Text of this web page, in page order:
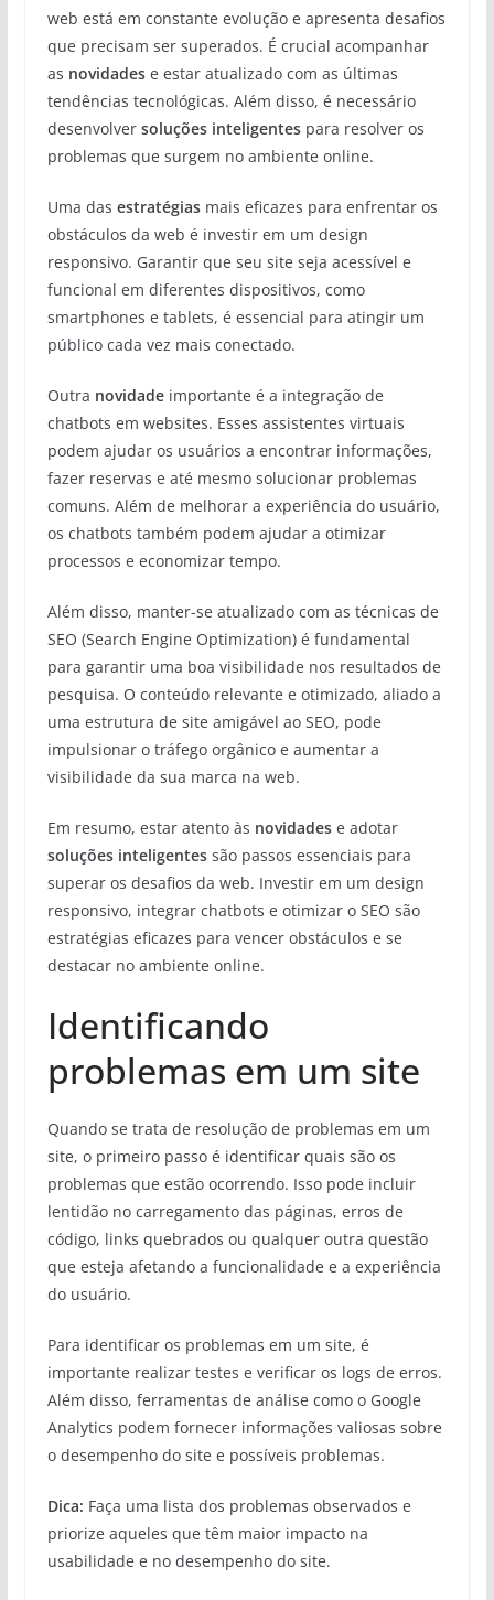
web está em constante evolução e apresenta desafios
que precisam ser superados. É crucial acompanhar
as novidadese estar atualizado com as últimas
tendências tecnológicas. Além disso, é necessário
desenvolver soluções inteligentespara resolver os
problemas que surgem no ambiente online.
Uma das estratégiasmais eficazes para enfrentar os
obstáculos da web é investir em um design
responsivo. Garantir que seu site seja acessível e
funcional em diferentes dispositivos, como
smartphones e tablets, é essencial para atingir um
público cada vez mais conectado.
Outra novidadeimportante é a integração de
chatbots em websites. Esses assistentes virtuais
podem ajudar os usuários a encontrar informações,
fazer reservas e até mesmo solucionar problemas
comuns. Além de melhorar a experiência do usuário,
os chatbots também podem ajudar a otimizar
processos e economizar tempo.
Além disso, manter-se atualizado com as técnicas de
SEO (Search Engine Optimization) é fundamental
para garantir uma boa visibilidade nos resultados de
pesquisa. O conteúdo relevante e otimizado, aliado a
uma estrutura de site amigável ao SEO, pode
impulsionar o tráfego orgânico e aumentar a
visibilidade da sua marca na web.
Em resumo, estar atento às novidadese adotar
soluções inteligentessão passos essenciais para
superar os desafios da web. Investir em um design
responsivo, integrar chatbots e otimizar o SEO são
estratégias eficazes para vencer obstáculos e se
destacar no ambiente online.
Identificando
problemas em um site
Quando se trata de resolução de problemas em um
site, o primeiro passo é identificar quais são os
problemas que estão ocorrendo. Isso pode incluir
lentidão no carregamento das páginas, erros de
código, links quebrados ou qualquer outra questão
que esteja afetando a funcionalidade e a experiência
do usuário.
Para identificar os problemas em um site, é
importante realizar testes e verificar os logs de erros.
Além disso, ferramentas de análise como o Google
Analytics podem fornecer informações valiosas sobre
o desempenho do site e possíveis problemas.
Dica: Faça uma lista dos problemas observados e
priorize aqueles que têm maior impacto na
usabilidade e no desempenho do site.